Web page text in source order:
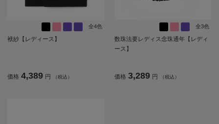
全4色
袱紗【レディース】
価格 4,389 円 （税込）
全3色
数珠法要レディス念珠通年【レディ
ース】
価格 3,289 円 （税込）